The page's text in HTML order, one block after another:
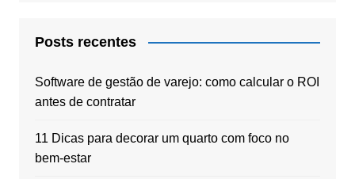
Posts recentes
Software de gestão de varejo: como calcular o ROI
antes de contratar
11 Dicas para decorar um quarto com foco no
bem-estar